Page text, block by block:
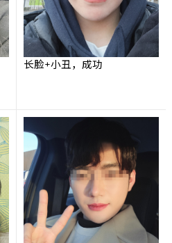
长脸+小丑，成功